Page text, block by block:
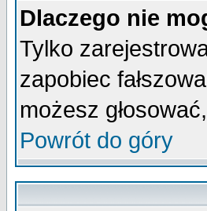
Dlaczego nie
Tylko
zapobiec
możesz
Powrót do góry